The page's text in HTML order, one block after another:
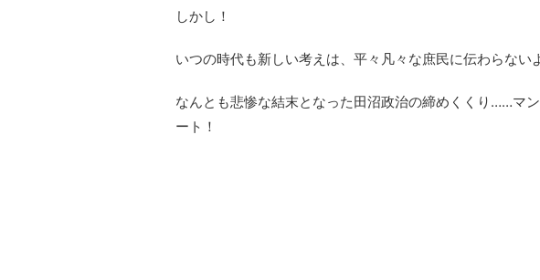
しかし！
いつの時代も新しい考えは、平々凡々な庶民に伝わらない
なんとも悲惨な結末となった田沼政治の締めくくり……マ
ート！